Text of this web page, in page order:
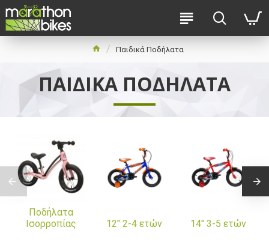
Παιδικά Ποδήλατα
ΠΑΙΔΙΚΆ ΠΟΔΉΛΑΤΑ
Ποδήλατα
Ισορροπίας
12" 2-4 ετών 14" 3-5 ετών